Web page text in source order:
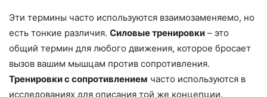
Эти термины часто используются взаимозаменяемо, но
есть тонкие различия. Силовые тренировки – это
общий термин для любого движения, которое бросает
вызов вашим мышцам против сопротивления.
Тренировки с сопротивлением часто используются в
исследованиях для описания той же концепции.